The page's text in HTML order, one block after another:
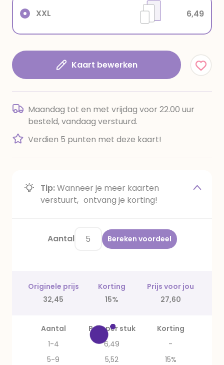
XXL 6,49
Kaart bewerken
Maandag tot en met vrijdag voor 22.00 uur
besteld, vandaag verstuurd.
Verdien 5 punten met deze kaart!
Tip:Wanneer je meer kaarten
verstuurt, ontvang je korting!
Aantal Bereken voordeel
Originele prijs Korting
Prijs voor jou
32,45
15% 27,60
Aantal Prijs per stuk
Korting
1-4
6,49
-
5-9
5,52
15%